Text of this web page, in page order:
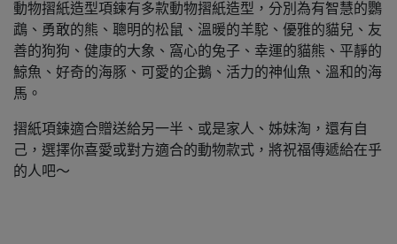
動物摺紙造型項鍊有多款動物摺紙造型，分別為有智慧的鸚
鵡、勇敢的熊、聰明的松鼠、溫暖的羊駝、優雅的貓兒、友
善的狗狗、健康的大象、窩心的兔子、幸運的貓熊、平靜的
鯨魚、好奇的海豚、可愛的企鵝、活力的神仙魚、溫和的海
馬。
摺紙項鍊適合贈送給另一半、或是家人、姊妹淘，還有自
己，選擇你喜愛或對方適合的動物款式，將祝福傳遞給在乎
的人吧～